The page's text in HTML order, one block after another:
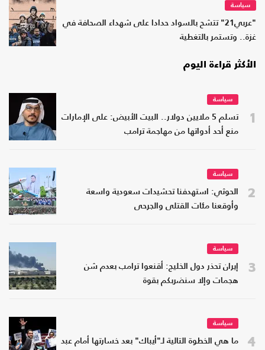
سياسة
"عربي21" تتشح بالسواد حدادا على شهداء الصحافة في
غزة.. وتستمر بالتغطية
الأكثر قراءة اليوم
1
سياسة
تسلم 5 ملايين دولار.. البيت الأبيض: على الإمارات
منع أحد أدواتها من مهاجمة ترامب
2
سياسة
الحوثي: استهدفنا تحشيدات سعودية واسعة
وأوقعنا مئات القتلى والجرحى
3
سياسة
إيران تحذر دول الخليج: أقنعوا ترامب بعدم شن
هجمات وإلا سنضربكم بقوة
4
سياسة
ما هي الخطوة التالية لـ"أيباك" بعد خسارتها أمام عبد